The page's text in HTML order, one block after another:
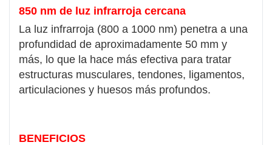
850 nm de luz infrarroja cercana
La luz infrarroja (800 a 1000 nm) penetra a una
profundidad de aproximadamente 50 mm y
más, lo que la hace más efectiva para tratar
estructuras musculares, tendones, ligamentos,
articulaciones y huesos más profundos.
BENEFICIOS